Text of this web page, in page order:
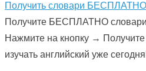
Получить словари БЕСПЛАТНО
Получите БЕСПЛАТНО словари
Нажмите на кнопку →
изучать английский уже